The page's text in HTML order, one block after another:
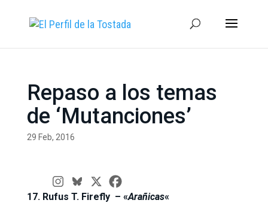
Repaso a los temas
de ‘Mutanciones’
29 Feb, 2016
17. Rufus T. Firefly – «Arañicas«